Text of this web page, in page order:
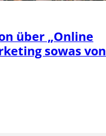
über „Online
sowas von